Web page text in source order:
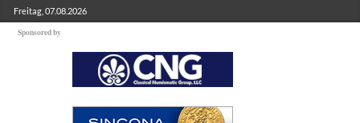
Freitag, 07.08.2026
Sponsored by